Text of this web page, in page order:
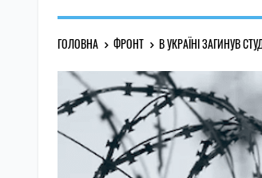
ГОЛОВНА ФРОНТ В УКРАЇНІ ЗАГИНУВ